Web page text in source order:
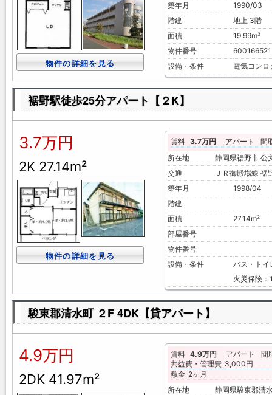
物件の詳細を見る
築年月
1990/03
階建
地上 3階
面積
19.99m²
物件番号
設備・条件
電気コンロ
裾野駅徒歩25分アパート【２K】
3.7万円
2K 27.14m²
物件の詳細を見る
賃料 3.7万円 アパート
間
所在地
静岡県裾野市
交通
ＪＲ御殿場線 裾
築年月
1998/04
階建
面積
27.14m²
部屋番号
物件番号
設備・条件
バス・トイ
火災保険
駿東郡清水町 ２F 4DK【貸アパート】
4.9万円
2DK 41.97m²
賃料 4.9万円 アパート
間
共益費・管理費 3,000円
敷金 2ヶ月
所在地
静岡県駿東郡